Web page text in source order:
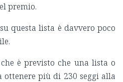
premio.
questa lista è davvero poco
è previsto che una lista o
ottenere più di 230 seggi alla